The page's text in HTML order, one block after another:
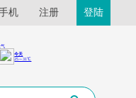
机 注册 登陆